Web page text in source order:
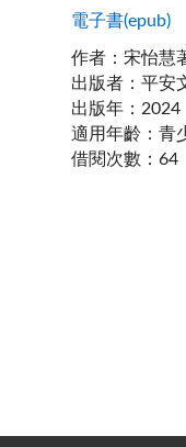
電子書(epub)
作者： 宋怡慧
出版者： 平安
出版年： 2024
適用年齡： 青少
借閱次數 ： 64